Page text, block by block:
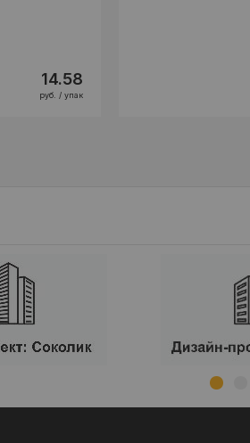
14.58
руб. / упак